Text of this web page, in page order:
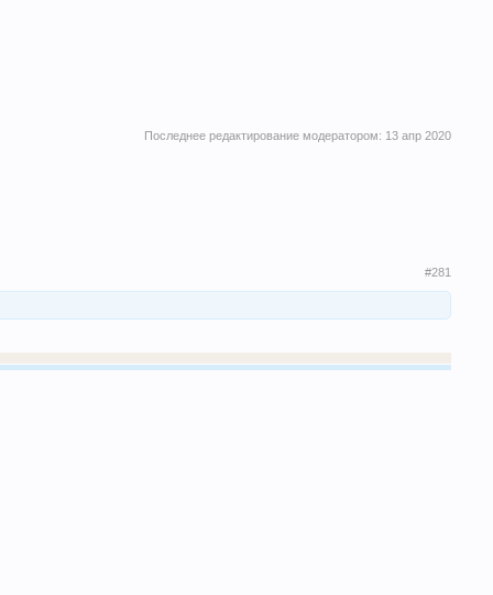
Последнее редактирование модератором: 13 апр 2020
#281